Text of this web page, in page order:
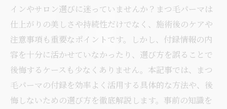
インやサロン選びに迷っていませんか？まつ毛パーマは
仕上がりの美しさや持続性だけでなく、施術後のケアや
注意事項も重要なポイントです。しかし、付録情報の内
容を十分に活かせていなかったり、選び方を誤ることで
後悔するケースも少なくありません。本記事では、まつ
毛パーマの付録を効率よく活用する具体的な方法や、後
悔しないための選び方を徹底解説します。事前の知識を